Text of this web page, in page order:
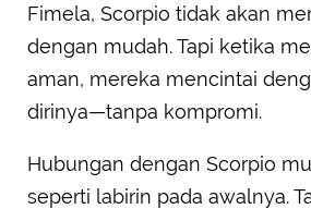
Fimela, Scorpio tidak akan
dengan mudah. Tapi ketika
aman, mereka mencintai
dirinya—tanpa kompromi.
Hubungan dengan Scorpio
seperti labirin pada awalnya.